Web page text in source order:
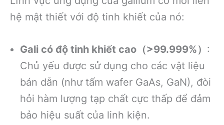
hệ mật thiết với độ tinh khiết của nó:
Gali có độ tinh khiết cao（>99.999%） :
Chủ yếu được sử dụng cho các vật liệu
bán dẫn (như tấm wafer GaAs, GaN), đòi
hỏi hàm lượng tạp chất cực thấp để đảm
bảo hiệu suất của linh kiện.